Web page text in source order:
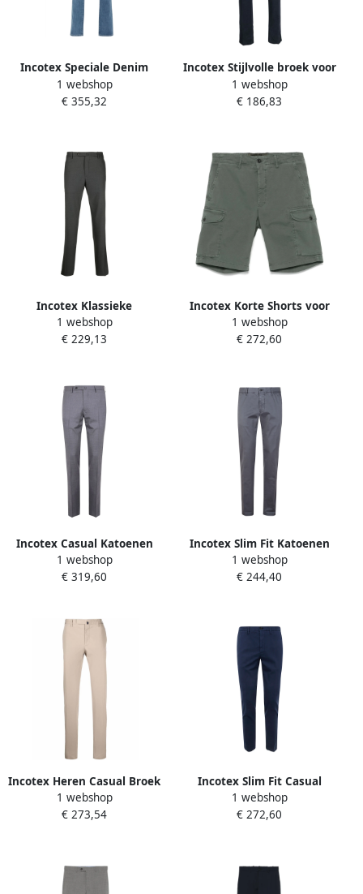
Incotex Speciale Denim
Broek Blue Heren
1 webshop
€ 355,32
Incotex Stijlvolle broek voor
mannen Blue Heren
1 webshop
€ 186,83
Incotex Klassieke
Herenbroek Gray Heren
1 webshop
€ 229,13
Incotex Korte Shorts voor
Mannen Green Heren
1 webshop
€ 272,60
Incotex Casual Katoenen
Broek Gray Heren
1 webshop
€ 319,60
Incotex Slim Fit Katoenen
Broek Lood Gray Heren
1 webshop
€ 244,40
Incotex Heren Casual Broek
Beige Heren
1 webshop
€ 273,54
Incotex Slim Fit Casual
Broek Blue Heren
1 webshop
€ 272,60